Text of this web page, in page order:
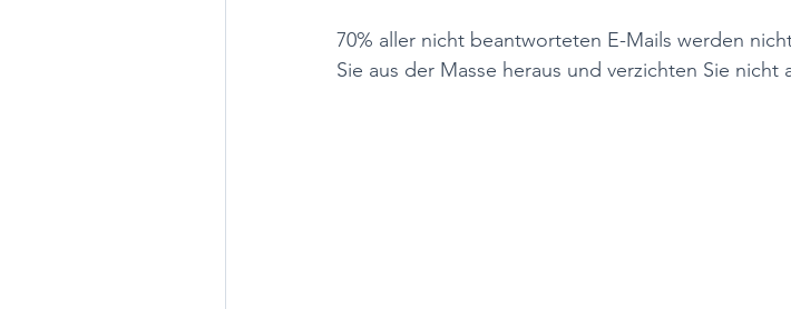
70% aller nicht beantworteten E-Mails werden
Sie aus der Masse heraus und verzichten Sie nicht